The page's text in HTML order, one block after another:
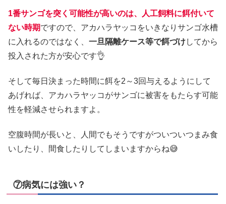
1番サンゴを突く可能性が高いのは、人工飼料に餌付いて
ない時期ですので、アカハラヤッコをいきなりサンゴ水槽
に入れるのではなく、 一旦隔離ケース等で餌づけしてから
投入された方が安心です👌
そして毎日決まった時間に餌を2～3回与えるようにして
あげれば、アカハラヤッコがサンゴに被害をもたらす可能
性を軽減させられますよ。
空腹時間が長いと、人間でもそうですがついついつまみ食
いしたり、間食したりしてしまいますからね😅
⑦病気には強い？